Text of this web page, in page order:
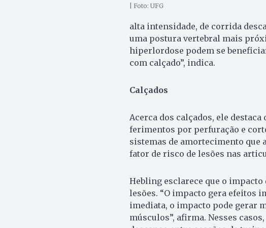
| Foto: UFG
alta intensidade, de corrida
uma postura vertebral mais
hiperlordose podem se
com calçado”, indica.
Calçados
Acerca dos calçados, ele
ferimentos por perfuração e
sistemas de amortecimento que
fator de risco de lesões nas
Hebling esclarece que o
lesões. “O impacto gera efeitos
imediata, o impacto pode gerar
músculos”, afirma. Nesses